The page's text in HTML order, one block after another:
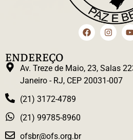
ENDEREÇO
Av. Treze de Maio, 23, Salas
Janeiro - RJ, CEP 20031-007
(21) 3172-4789
(21) 99785-8960
ofsbr@ofs.org.br